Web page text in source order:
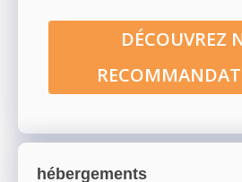
DÉCOUVREZ
hébergements